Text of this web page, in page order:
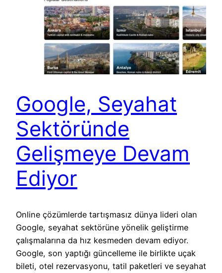
Google, Seyahat
Sektöründe
Gelişmeye Devam
Ediyor
Online çözümlerde tartışmasız dünya lideri olan
Google, seyahat sektörüne yönelik geliştirme
çalışmalarına da hız kesmeden devam ediyor.
Google, son yaptığı güncelleme ile birlikte uçak
bileti, otel rezervasyonu, tatil paketleri ve seyahat